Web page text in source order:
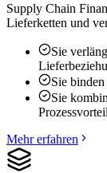
Supply Chain
Lieferketten und
Sie
Sie
Sie
Mehr erfahren